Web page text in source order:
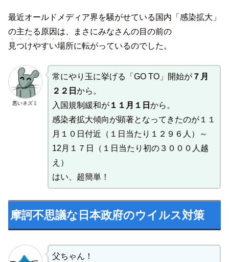
最近オールドメディア界を騒がせている国内「感染拡大」
の主たる原因は、まさにみなさんの目の前の
見つけやすい場所
・・・・・・・・
に転がっているのでした。
悪いネズミ
常にやり玉に挙げる「GO TO」開始が７月
２２日 から。
入国規制緩和が１１月１日 から。
感染者拡大傾向が顕著となってきたのが１１
月１０日付近（１日当たり１２９６人）～
12月１７日（１日当たり初の３０００人越
え）
はい、超簡単！
摩訶不思議な日本政府のウイルス対策
父ちゃん！